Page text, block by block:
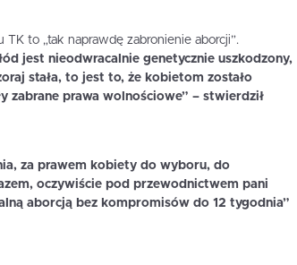
to „tak naprawdę zabronienie aborcji”.
jest nieodwracalnie genetycznie uszkodzony,
stała, to jest to, że kobietom zostało
zabrane prawa wolnościowe” – stwierdził
za prawem kobiety do wyboru, do
oczywiście pod przewodnictwem pani
aborcją bez kompromisów do 12 tygodnia”